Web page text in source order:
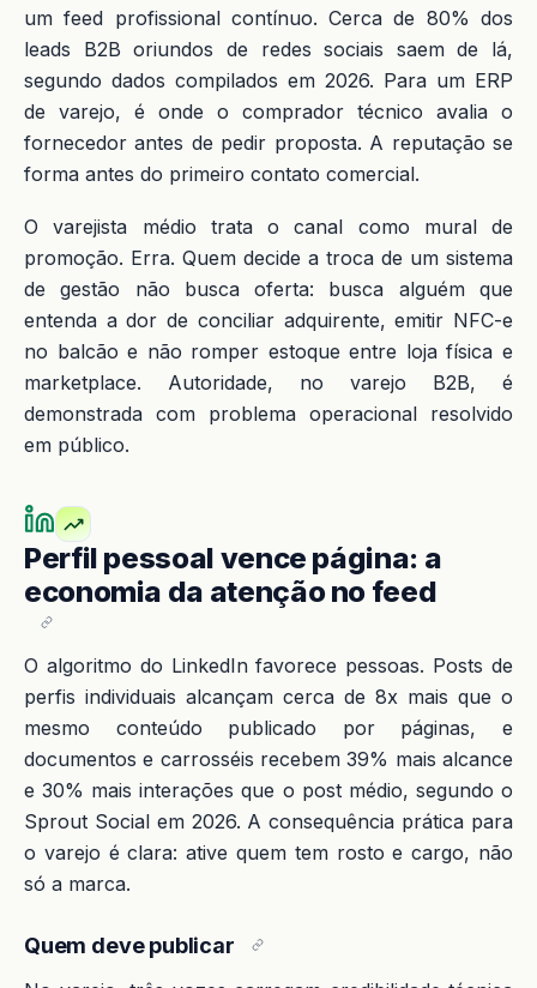
um feed profissional contínuo. Cerca de 80% dos
leads B2B oriundos de redes sociais saem de lá,
segundo dados compilados em 2026. Para um ERP
de varejo, é onde o comprador técnico avalia o
fornecedor antes de pedir proposta. A reputação se
forma antes do primeiro contato comercial.
O varejista médio trata o canal como mural de
promoção. Erra. Quem decide a troca de um sistema
de gestão não busca oferta: busca alguém que
entenda a dor de conciliar adquirente, emitir NFC-e
no balcão e não romper estoque entre loja física e
marketplace. Autoridade, no varejo B2B, é
demonstrada com problema operacional resolvido
em público.
Perfil pessoal vence página: a
economia da atenção no feed
O algoritmo do LinkedIn favorece pessoas. Posts de
perfis individuais alcançam cerca de 8x mais que o
mesmo conteúdo publicado por páginas, e
documentos e carrosséis recebem 39% mais alcance
e 30% mais interações que o post médio, segundo o
Sprout Social em 2026. A consequência prática para
o varejo é clara: ative quem tem rosto e cargo, não
só a marca.
Quem deve publicar